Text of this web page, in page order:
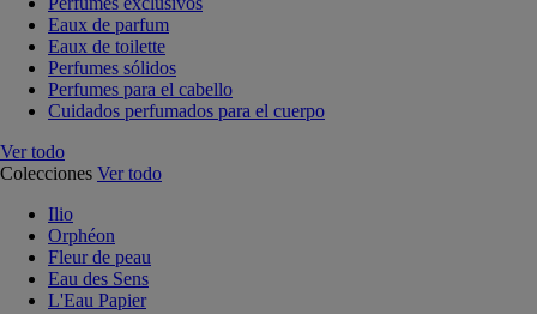
Eaux de parfum
Eaux de toilette
Perfumes sólidos
Perfumes para el cabello
Cuidados perfumados para el cuerpo
Ver todo
Colecciones Ver todo
Ilio
Orphéon
Fleur de peau
Eau des Sens
L'Eau Papier